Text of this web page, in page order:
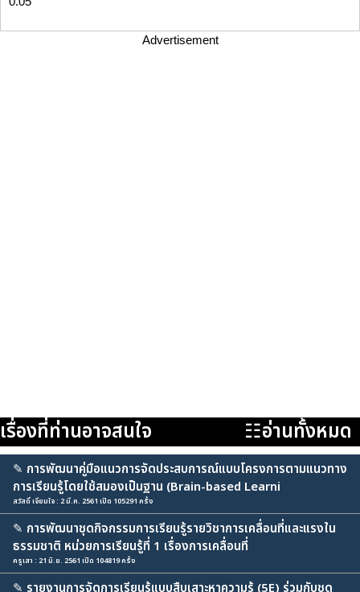
Advertisement
เรื่องที่ท่านอาจสนใจ ☷อ่านทั้งหมด
✎ การพัฒนาคู่มือแนวการจัดประสบการณ์แบบโครงการตามแนวทาง
การเรียนรู้โดยใช้สมองเป็นฐาน (Brain-based Learni
สวัสดิ์ เจียมใจ : 2 มี.ค. 2561 เปิด 105291 ครั้ง
✎ การพัฒนาชุดกิจกรรมการเรียนรู้รายวิชาการเคลื่อนที่และแรงใน
ธรรมชาติ หน่วยการเรียนรู้ที่ 1 เรื่องการเคลื่อนที่
ครูเสา : 21 มิ.ย. 2561 เปิด 104819 ครั้ง